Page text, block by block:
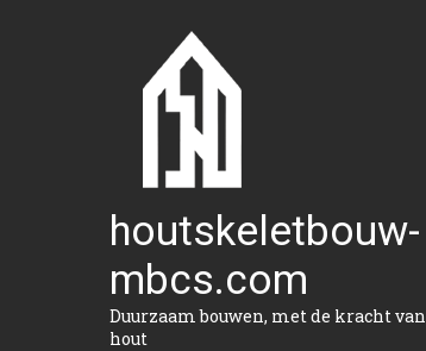
houtskeletbouw-
mbcs.com
Duurzaam bouwen, met de kracht van
hout